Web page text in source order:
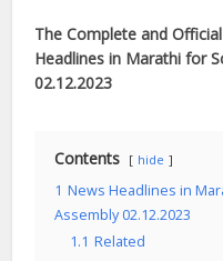
The Complete and
Headlines in Marathi for
02.12.2023
Contents hide
1 News Headlines in
Assembly 02.12.2023
1.1 Related